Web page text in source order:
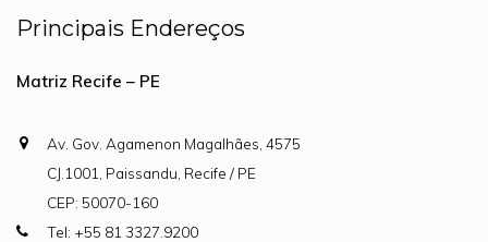
Principais Endereços
Matriz Recife – PE
Av. Gov. Agamenon Magalhães, 4575
CJ.1001, Paissandu, Recife / PE
CEP: 50070-160
Tel: +55 81 3327.9200